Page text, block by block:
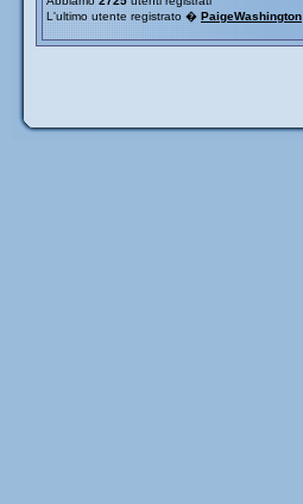
L'ultimo utente registrato � PaigeWashington